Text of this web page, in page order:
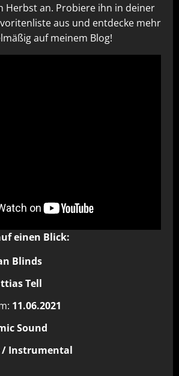
Herbst an. Probiere ihn in deiner
aus und entdecke mehr
auf meinem Blog!
einen Blick:
Blinds
Tell
11.06.2021
Sound
/ Instrumental